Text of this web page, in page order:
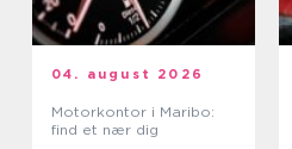
04. august 2026
Motorkontor i Maribo:
find et nær dig